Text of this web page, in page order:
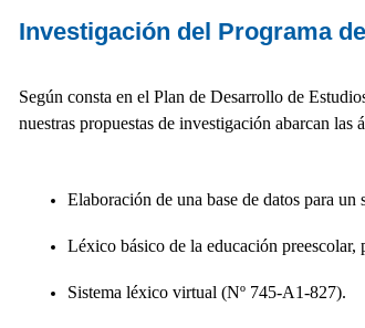
Investigación del Programa
Según consta en el Plan de Desarrollo de
nuestras propuestas de investigación abarcan las
Elaboración de una base de datos para un
Léxico básico de la educación preescolar,
Sistema léxico virtual (Nº 745-A1-827).